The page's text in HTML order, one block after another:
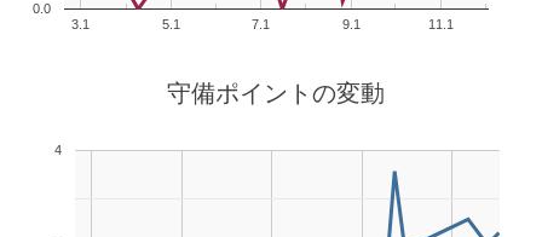
3.1 5.1 7.1 9.1 11.1
0.0
守備ポイントの変動
4